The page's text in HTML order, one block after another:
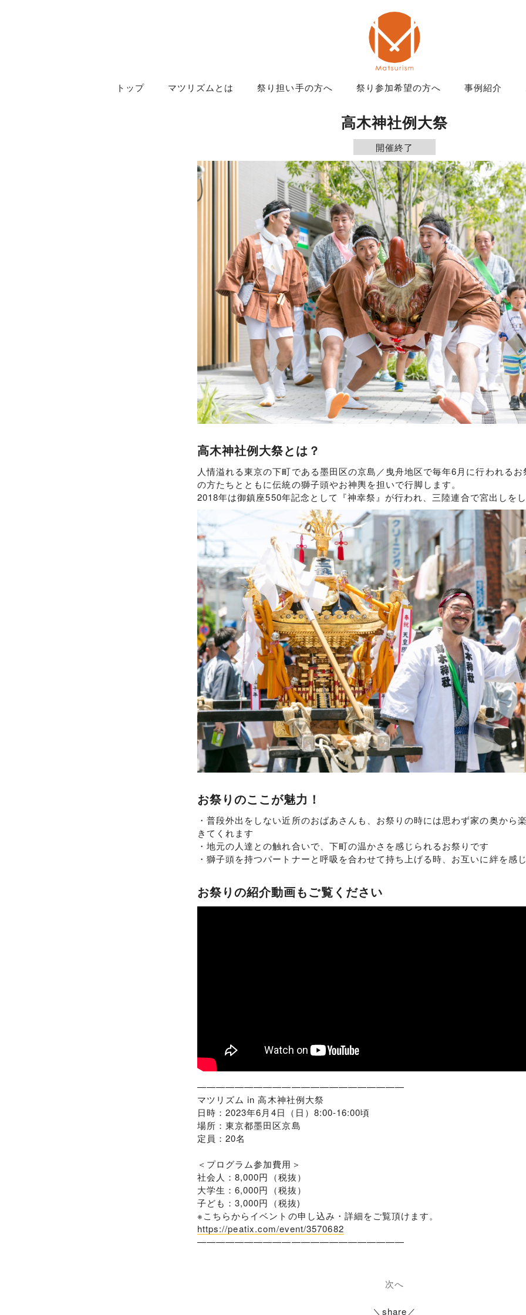
トップ マツリズムとは 祭り担い手の方へ 祭り参加希望の方へ 事例紹介
高木神社例大祭
開催終了
高木神社例大祭とは？
人情溢れる東京の下町である墨田区の京島／曳舟地区で毎年6月に行われる
の方たちとともに伝統の獅子頭やお神輿を担いで行脚します。
2018年は御鎮座550年記念として『神幸祭』が行われ、三陸連合で宮出しをし
お祭りのここが魅力！
・普段外出をしない近所のおばあさんも、お祭りの時には思わず家の奥から
きてくれます
・地元の人達との触れ合いで、下町の温かさを感じられるお祭りです
・獅子頭を持つパートナーと呼吸を合わせて持ち上げる時、お互いに絆を感
お祭りの紹介動画もご覧ください
——————————————————————
マツリズム in 高木神社例大祭
日時：2023年6月4日（日）8:00-16:00頃
場所：東京都墨田区京島
定員：20名
＜プログラム参加費用＞
社会人：8,000円（税抜）
大学生：6,000円（税抜）
子ども：3,000円（税抜)
※こちらからイベントの申し込み・詳細をご覧頂けます。
https://peatix.com/event/3570682
——————————————————————
次へ
＼share／